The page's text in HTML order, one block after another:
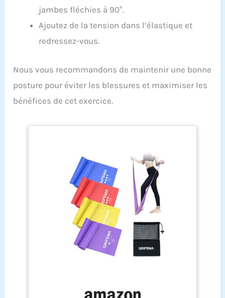
jambes fléchies à 90°.
Ajoutez de la tension dans l’élastique et
redressez-vous.
Nous vous recommandons de maintenir une bonne
posture pour éviter les blessures et maximiser les
bénéfices de cet exercice.